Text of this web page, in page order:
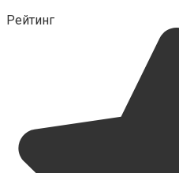
Рейтинг